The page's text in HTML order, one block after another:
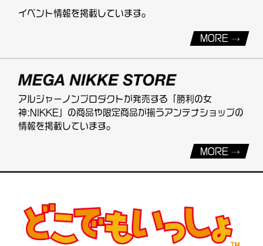
イベント情報を掲載しています。
MORE
アルジャーノンプロダクトが発売する「勝利の女
神:NIKKE」の商品や限定商品が揃うアンテナショップの
情報を掲載しています。
MORE